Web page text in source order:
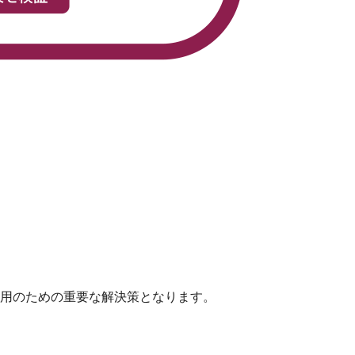
のための重要な解決策となります。